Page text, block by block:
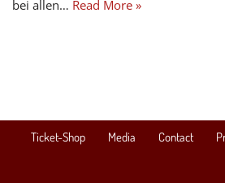
bei allen… Read More »
Ticket-Shop Media Contact